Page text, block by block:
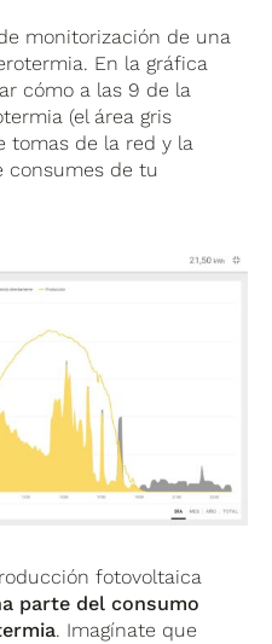
monitorización de una
En la gráfica
cómo a las 9 de la
(el área gris
tomas de la red y la
consumes de tu
fotovoltaica
parte del consumo
. Imagínate que